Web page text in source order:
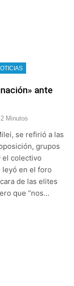
ante
2 Minutos
se refirió a las
grupos
el colectivo
leyó en el foro
de las elites
que “nos…